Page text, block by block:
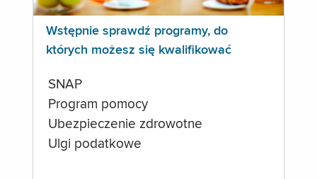
Wstępnie sprawdź programy, do
których możesz się kwalifikować
SNAP
Program pomocy
Ubezpieczenie zdrowotne
Ulgi podatkowe